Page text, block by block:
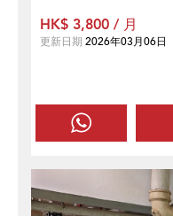
HK$ 3,800 / 月
更新日期 2026年03月06日